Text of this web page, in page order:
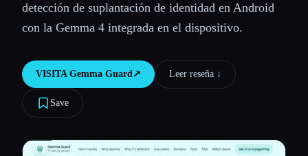
🎓 Estudiantes 🎬 Creadores
Blog
Comparar herramientas
detección de suplantación de identidad en Android
con la Gemma 4 integrada en el dispositivo.
VISITA Gemma Guard↗︎ Leer reseña ↓︎
Save